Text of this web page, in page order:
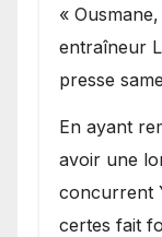
«
entraîneur
presse
En ayant
avoir une
concurrent
certes fait